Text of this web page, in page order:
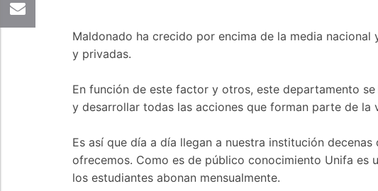
Maldonado ha crecido por encima de la media
y privadas.
En función de este factor y otros, este departamento
y desarrollar todas las acciones que forman parte de la
Es así que día a día llegan a nuestra institución
ofrecemos. Como es de público conocimiento Unifa es
los estudiantes abonan mensualmente.